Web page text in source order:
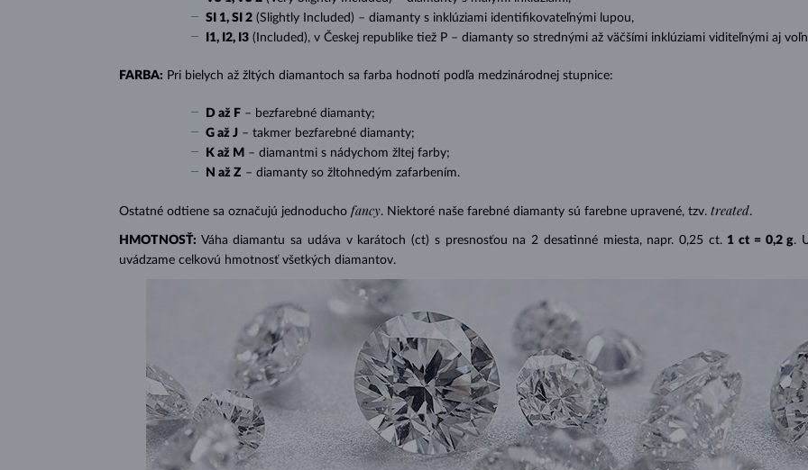
SI 1, SI 2 (Slightly Included) – diamanty s inklúziami identifikovateľnými lupou,
I1, I2, I3 (Included), v Českej republike tiež P – diamanty so strednými až väčšími inklúziami viditeľnými aj
FARBA: Pri bielych až žltých diamantoch sa farba hodnotí podľa medzinárodnej stupnice:
D až F – bezfarebné diamanty;
G až J – takmer bezfarebné diamanty;
K až M – diamantmi s nádychom žltej farby;
N až Z – diamanty so žltohnedým zafarbením.
Ostatné odtiene sa označujú jednoducho fancy. Niektoré naše farebné diamanty sú farebne upravené, tzv. treated.
HMOTNOSŤ: Váha diamantu sa udáva v karátoch (ct) s presnosťou na 2 desatinné miesta, napr. 0,25 ct. 1 ct = 0,2 g.
uvádzame celkovú hmotnosť všetkých diamantov.